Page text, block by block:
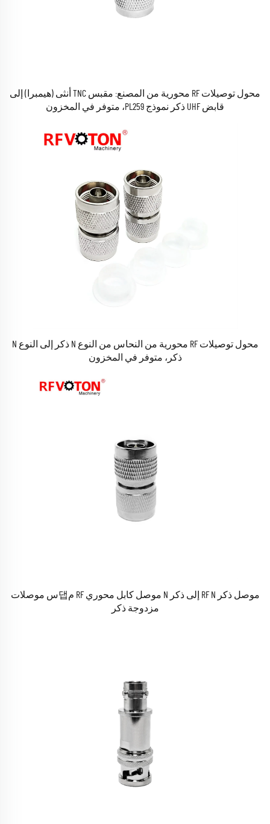
محول توصيلات RF محورية من المصنع: مقبس TNC أنثى (هيمبرا) إلى
قابض UHF ذكر نموذج PL259، متوفر في المخزون
محول توصيلات RF محورية من النحاس من النوع N ذكر إلى النوع N
ذكر، متوفر في المخزون
موصل ذكر RF N إلى ذكر N موصل كابل محوري RF م댑س موصلات
مزدوجة ذكر